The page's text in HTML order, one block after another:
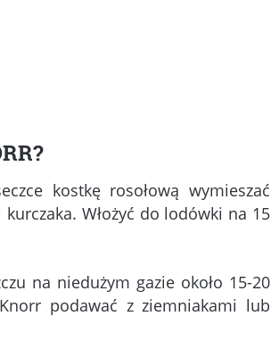
kostkę rosołową wymieszać
Włożyć do lodówki na 15
na niedużym gazie około 15-20
podawać z ziemniakami lub